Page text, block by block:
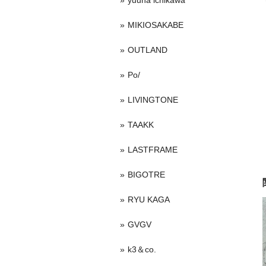
MIKIOSAKABE
OUTLAND
Po/
LIVINGTONE
TAAKK
LASTFRAME
BIGOTRE
RYU KAGA
GVGV
k3＆co.